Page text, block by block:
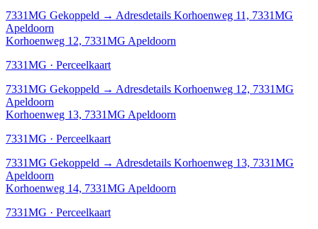
7331MG Gekoppeld → Adresdetails Korhoenweg 11, 7331MG
Apeldoorn
Korhoenweg 12, 7331MG Apeldoorn
7331MG · Perceelkaart
7331MG Gekoppeld → Adresdetails Korhoenweg 12, 7331MG
Apeldoorn
Korhoenweg 13, 7331MG Apeldoorn
7331MG · Perceelkaart
7331MG Gekoppeld → Adresdetails Korhoenweg 13, 7331MG
Apeldoorn
Korhoenweg 14, 7331MG Apeldoorn
7331MG · Perceelkaart